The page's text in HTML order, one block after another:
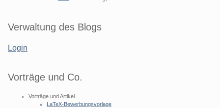
Seitenleiste
Verwaltung des Blogs
Login
Vorträge und Co.
Vorträge und Artikel
LaTeX-Bewerbungsvorlage